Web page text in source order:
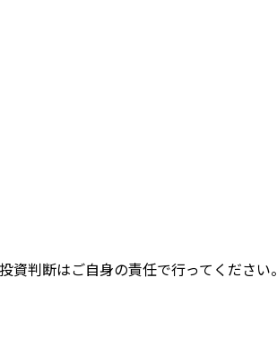
判断はご自身の責任で行ってください。